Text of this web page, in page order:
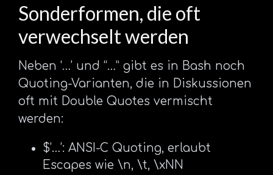
Sonderformen, die oft
verwechselt werden
Neben ‘…’ und “…” gibt es in Bash noch
Quoting-Varianten, die in Diskussionen
oft mit Double Quotes vermischt
werden:
$’…’: ANSI-C Quoting, erlaubt
Escapes wie \n, \t, \xNN